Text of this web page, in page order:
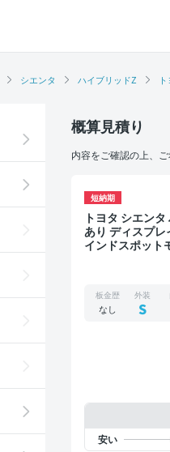
シエンタ ハイブリッドZ
概算見積り
内容をご確認の上、
短納期
トヨタ シエンタ ハイブリ
あり ディスプレ
インドスポット
コーダー 衝突
板金歴
なし
外装
S